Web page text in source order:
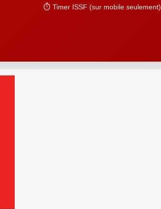
⏱️ Timer ISSF (sur mobile seulement)